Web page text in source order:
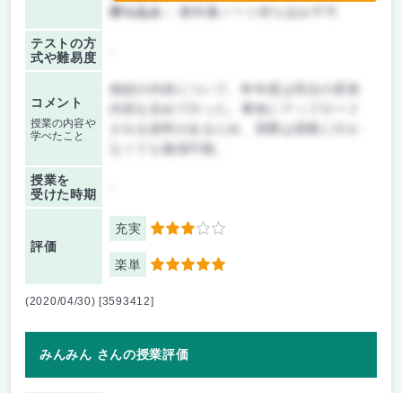
持ち込み：
教科書ノート持ち込み不可
テストの方
式や難易度
コメント
授業の内容や
学べたこと
相続の内容について、昨年度は民法の変更
される資料があるため、実際は授業に行か
なくても勉強可能。
授業を
受けた時期
評価
充実 3
楽単 5
(2020/04/30) [3593412]
みんみん さんの授業評価